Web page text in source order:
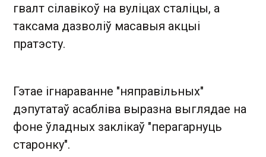
гвалт сілавікоў на вуліцах сталіцы, а
таксама дазволіў масавыя акцыі
пратэсту.
Гэтае ігнараванне "няправільных"
дэпутатаў асабліва выразна выглядае на
фоне ўладных заклікаў "перагарнуць
старонку".